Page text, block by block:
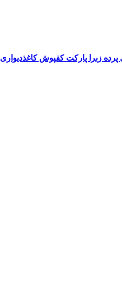
زبرا پارکت کفپوش کاغذدیواری